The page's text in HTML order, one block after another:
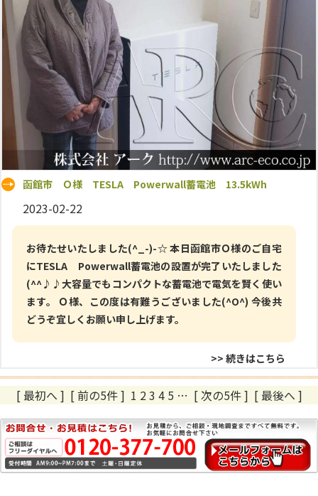
函館市 Ｏ様 TESLA Powerwall蓄電池 13.5kWh
2023-02-22
お待たせいたしました(^_-)-☆ 本日函館市Ｏ様のご自宅
にTESLA Powerwall蓄電池の設置が完了いたしました
(^^♪♪大容量でもコンパクトな蓄電池で電気を賢く使い
ます。 Ｏ様、この度は有難うございました(^O^) 今後共
どうぞ宜しくお願い申し上げます。
>> 続きはこちら
[ 最初へ ] [ 前の5件 ] 1 2 3 4 5 … [ 次の5件 ] [ 最後へ ]